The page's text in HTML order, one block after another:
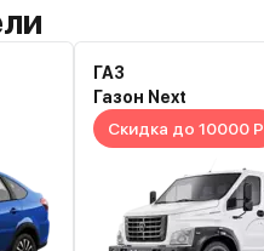
ГАЗ
Газон Next
Скидка до 10000 Р